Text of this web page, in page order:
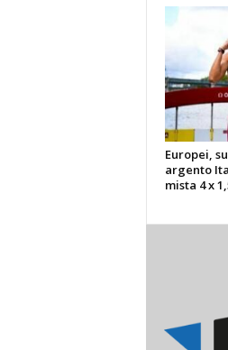
Europei,
argento
mista 4 x